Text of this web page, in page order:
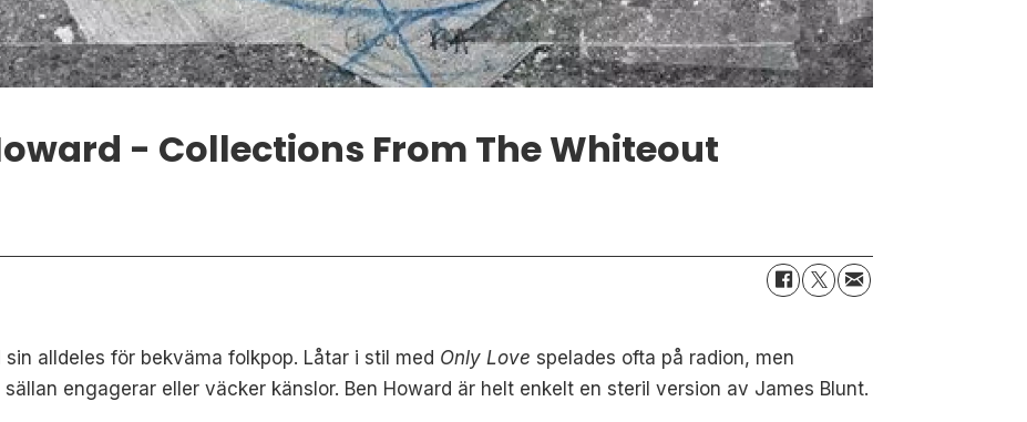
- Collections From The Whiteout
sin alldeles för bekväma folkpop. Låtar i stil med Only Love spelades ofta på radion, men
engagerar eller väcker känslor. Ben Howard är helt enkelt en steril version av James Blunt.